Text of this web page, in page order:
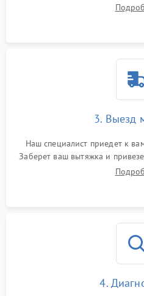
3. Выезд
Наш специалист приедет к
Заберет ваш вытяжка и
4.